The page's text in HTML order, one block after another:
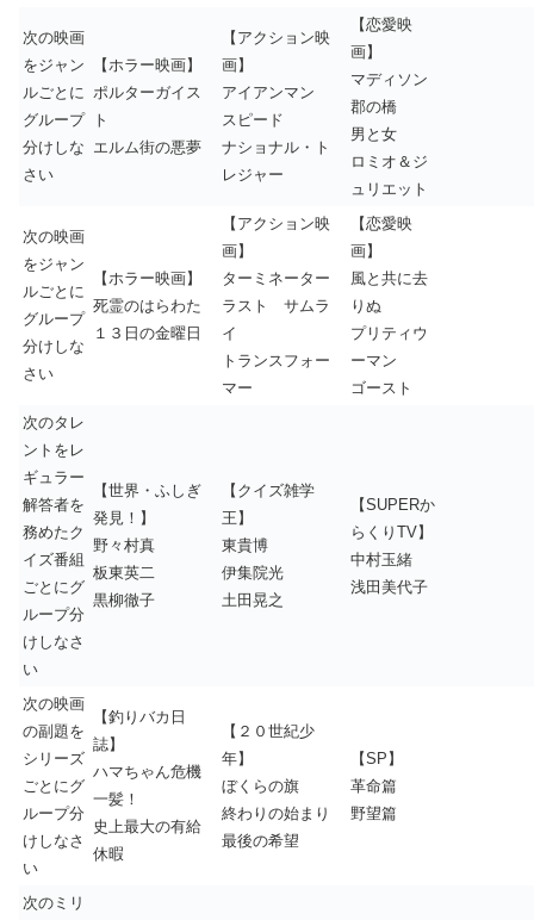
次の映画
をジャン
ルごとに
グループ
分けしな
さい
【ホラー映画】
ポルターガイス
ト
エルム街の悪夢
【アクション映
画】
アイアンマン
スピード
ナショナル・ト
レジャー
【恋愛映
画】
マディソン
郡の橋
男と女
ロミオ＆ジ
ュリエット
次の映画
をジャン
ルごとに
グループ
分けしな
さい
【ホラー映画】
死霊のはらわた
１３日の金曜日
【アクション映
画】
ターミネーター
ラスト サムラ
イ
トランスフォー
マー
【恋愛映
画】
風と共に去
りぬ
プリティウ
ーマン
ゴースト
次のタレ
ントをレ
ギュラー
解答者を
務めたク
イズ番組
ごとにグ
ループ分
けしなさ
い
【世界・ふしぎ
発見！】
野々村真
板東英二
黒柳徹子
【クイズ雑学
王】
東貴博
伊集院光
土田晃之
【SUPERか
らくりTV】
中村玉緒
浅田美代子
次の映画
の副題を
シリーズ
ごとにグ
ループ分
けしなさ
い
【釣りバカ日
誌】
ハマちゃん危機
一髪！
史上最大の有給
休暇
【２０世紀少
年】
ぼくらの旗
終わりの始まり
最後の希望
【SP】
革命篇
野望篇
次のミリ